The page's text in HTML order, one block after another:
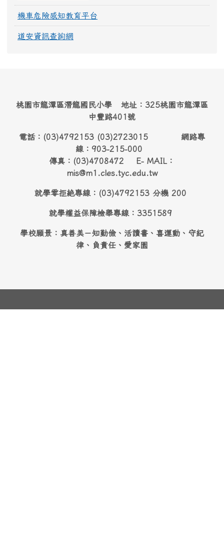
機車危險感知教育平台
道安資訊查詢網
桃園市龍潭區潛龍國民小學 地址：325桃園市龍潭區
中豐路401號
電話：(03)4792153 (03)2723015 網路專
線：903-215-000
傳真：(03)4708472 E- MAIL：
mis@m1.cles.tyc.edu.tw
就學零拒絶專線：(03)4792153 分機 200
就學權益保障檢舉專線：3351589
學校願景：真善美－知勤儉、活讀書、喜運動、守紀
律、負責任、愛家園